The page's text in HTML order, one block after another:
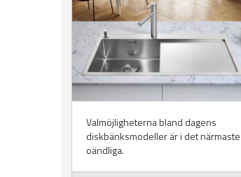
Valmöjligheterna bland dagens
diskbänksmodeller är i det närmaste
oändliga.